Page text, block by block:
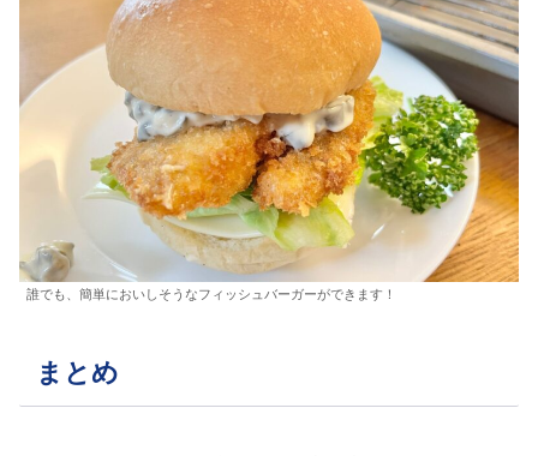
誰でも、簡単においしそうなフィッシュバーガーができます！
まとめ